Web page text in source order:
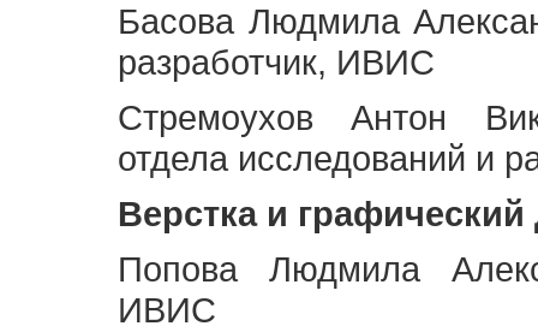
Басова Людмила
разработчик, ИВИС
Стремоухов Антон
отдела исследований и
Верстка и графический
Попова Людмила
ИВИС